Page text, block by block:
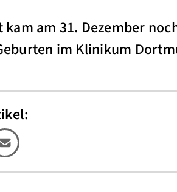
am 31. Dezember
im Klinikum